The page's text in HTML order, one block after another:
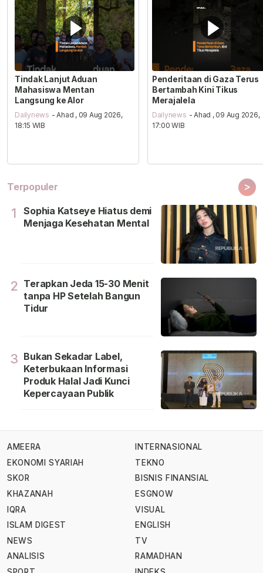
Tindak Lanjut Aduan
Mahasiswa Mentan
Langsung ke Alor
Dailynews - Ahad , 09 Aug 2026,
18:15 WIB
Penderitaan di Gaza Terus
Bertambah Kini Tikus
Merajalela
Dailynews - Ahad , 09 Aug 2026,
17:00 WIB
Terpopuler >
1
Sophia Katseye Hiatus demi
Menjaga Kesehatan Mental
2 Terapkan Jeda 15-30 Menit
tanpa HP Setelah Bangun
Tidur
3 Bukan Sekadar Label,
Keterbukaan Informasi
Produk Halal Jadi Kunci
Kepercayaan Publik
AMEERA
EKONOMI SYARIAH
SKOR
KHAZANAH
IQRA
ISLAM DIGEST
NEWS
ANALISIS
INTERNASIONAL
TEKNO
BISNIS FINANSIAL
ESGNOW
VISUAL
ENGLISH
TV
RAMADHAN